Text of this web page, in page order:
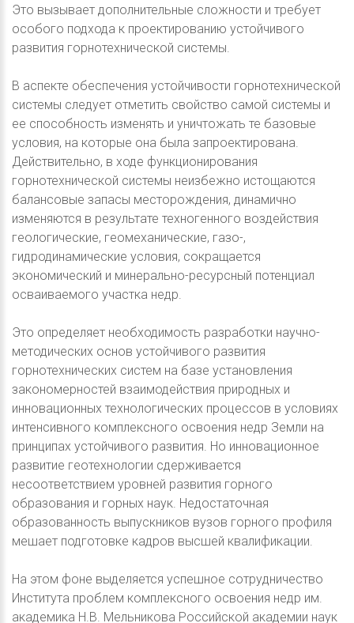
Это вызывает дополнительные сложности и требует
особого подхода к проектированию устойчивого
развития горнотехнической системы.
В аспекте обеспечения устойчивости горнотехнической
системы следует отметить свойство самой системы и
ее способность изменять и уничтожать те базовые
условия, на которые она была запроектирована.
Действительно, в ходе функционирования
горнотехнической системы неизбежно истощаются
балансовые запасы месторождения, динамично
изменяются в результате техногенного воздействия
геологические, геомеханические, газо-,
гидродинамические условия, сокращается
экономический и минерально-ресурсный потенциал
осваиваемого участка недр.
Это определяет необходимость разработки научно-
методических основ устойчивого развития
горнотехнических систем на базе установления
закономерностей взаимодействия природных и
инновационных технологических процессов в условиях
интенсивного комплексного освоения недр Земли на
принципах устойчивого развития. Но инновационное
развитие геотехнологии сдерживается
несоответствием уровней развития горного
образования и горных наук. Недостаточная
образованность выпускников вузов горного профиля
мешает подготовке кадров высшей квалификации.
На этом фоне выделяется успешное сотрудничество
Института проблем комплексного освоения недр им.
академика Н.В. Мельникова Российской академии наук